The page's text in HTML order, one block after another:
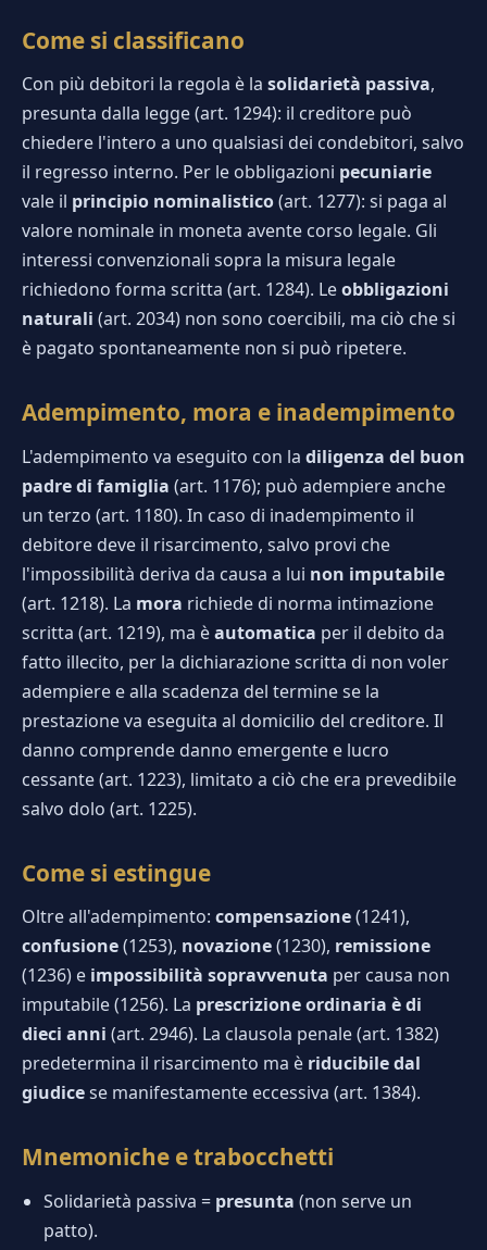
Come si classificano
Con più debitori la regola è la solidarietà passiva,
presunta dalla legge (art. 1294): il creditore può
chiedere l'intero a uno qualsiasi dei condebitori, salvo
il regresso interno. Per le obbligazioni pecuniarie
vale il principio nominalistico(art. 1277): si paga al
valore nominale in moneta avente corso legale. Gli
interessi convenzionali sopra la misura legale
richiedono forma scritta (art. 1284). Leobbligazioni
naturali (art. 2034) non sono coercibili, ma ciò che si
è pagato spontaneamente non si può ripetere.
Adempimento, mora e inadempimento
L'adempimento va eseguito con la diligenza del buon
padre di famiglia (art. 1176); può adempiere anche
un terzo (art. 1180). In caso di inadempimento il
debitore deve il risarcimento, salvo provi che
l'impossibilità deriva da causa a lui non imputabile
(art. 1218). La mora richiede di norma intimazione
scritta (art. 1219), ma èautomatica per il debito da
fatto illecito, per la dichiarazione scritta di non voler
adempiere e alla scadenza del termine se la
prestazione va eseguita al domicilio del creditore. Il
danno comprende danno emergente e lucro
cessante (art. 1223), limitato a ciò che era prevedibile
salvo dolo (art. 1225).
Come si estingue
Oltre all'adempimento: compensazione(1241),
confusione(1253), novazione(1230), remissione
(1236) e impossibilità sopravvenuta per causa non
imputabile (1256). La prescrizione ordinaria è di
dieci anni (art. 2946). La clausola penale (art. 1382)
predetermina il risarcimento ma è riducibile dal
giudicese manifestamente eccessiva (art. 1384).
Mnemoniche e trabocchetti
Solidarietà passiva = presunta (non serve un
patto).